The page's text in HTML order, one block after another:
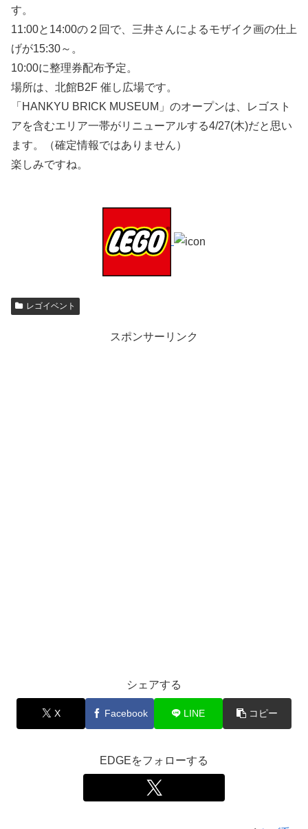
す。
11:00と14:00の２回で、三井さんによるモザイク画の仕上
げが15:30～。
10:00に整理券配布予定。
場所は、北館B2F 催し広場です。
「HANKYU BRICK MUSEUM」のオープンは、レゴスト
アを含むエリア一帯がリニューアルする4/27(木)だと思い
ます。（確定情報ではありません）
楽しみですね。
レゴイベント
スポンサーリンク
シェアする
X Facebook LINE コピー
EDGEをフォローする